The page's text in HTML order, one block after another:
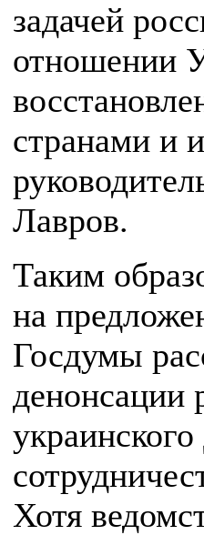
задачей
отношении
странами и
Лавров.
Таким
на
Госдумы
денонсации
Хотя